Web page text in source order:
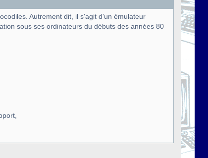
Autrement dit, il s'agit d'un émulateur
sous ses ordinateurs du débuts des années 80